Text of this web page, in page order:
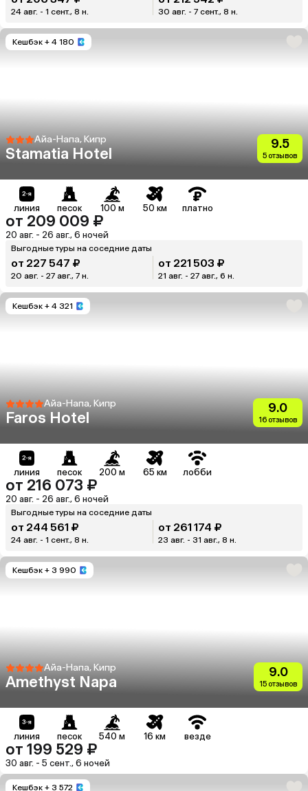
24 авг. - 1 сент., 8 н. 30 авг. - 7 сент., 8 н.
Кешбэк + 4 180
Айа-Напа, Кипр
Stamatia Hotel
9.5
5 отзывов
линия песок 100 м 50 км платно
от 209 009 ₽
20 авг. - 26 авг., 6 ночей
Выгодные туры на соседние даты
от 227 547 ₽
20 авг. - 27 авг., 7 н.
от 221 503 ₽
21 авг. - 27 авг., 6 н.
Кешбэк + 4 321
Айа-Напа, Кипр
Faros Hotel
9.0
16 отзывов
линия песок 200 м 65 км лобби
от 216 073 ₽
20 авг. - 26 авг., 6 ночей
Выгодные туры на соседние даты
от 244 561 ₽
24 авг. - 1 сент., 8 н.
от 261 174 ₽
23 авг. - 31 авг., 8 н.
Кешбэк + 3 990
Айа-Напа, Кипр
Amethyst Napa
9.0
15 отзывов
линия песок 540 м 16 км везде
от 199 529 ₽
30 авг. - 5 сент., 6 ночей
Кешбэк + 3 572